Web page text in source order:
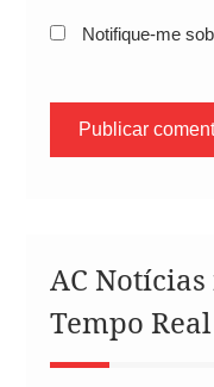
Notifique-me
AC
Tempo Real